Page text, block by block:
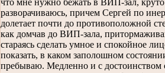
что мне нужно бежать в ВИП-зал, круто
разворачиваюсь, причем Сергей по
долетает почти до противоположной
как домчав до ВИП-зала,
стараясь сделать умное и спокойное
показать, в каком заполошном
пребываю. Медленно и с достоинством